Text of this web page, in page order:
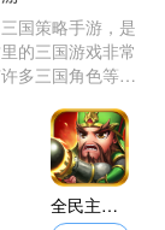
国策略手游，是
的三国游戏非常
多三国角色等待
你喜欢这种类型
过哦。
全民主公2内购版